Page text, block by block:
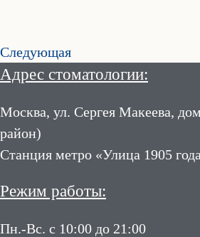
Следующая
Адрес стоматологии:
Москва, ул. Сергея Макеева,
район)
Станция метро «Улица 1905
Режим работы:
Пн.-Вс. с 10:00 до 21:00